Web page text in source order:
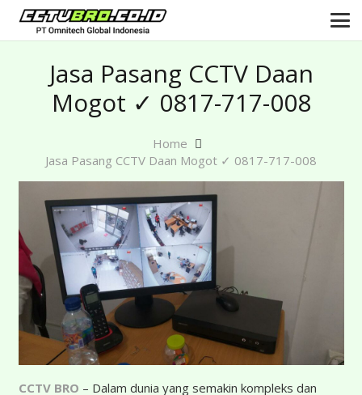
Jasa Pasang CCTV Daan
Mogot ✓ 0817-717-008
Home
Jasa Pasang CCTV Daan Mogot ✓ 0817-717-008
CCTV BRO – Dalam dunia yang semakin kompleks dan